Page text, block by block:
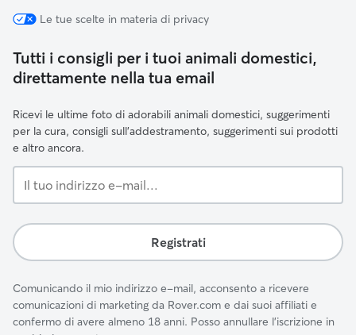
Le tue scelte in materia di privacy
Tutti i consigli per i tuoi animali domestici,
direttamente nella tua email
Ricevi le ultime foto di adorabili animali domestici, suggerimenti
per la cura, consigli sull'addestramento, suggerimenti sui prodotti
e altro ancora.
tuo
e-
mail...
Registrati
Comunicando il mio indirizzo e-mail, acconsento a ricevere
comunicazioni di marketing da Rover.com e dai suoi affiliati e
confermo di avere almeno 18 anni. Posso annullare l'iscrizione in